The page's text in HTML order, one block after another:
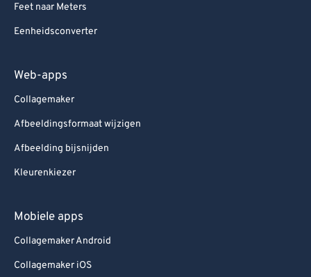
Feet naar Meters
Eenheidsconverter
Web-apps
Collagemaker
Afbeeldingsformaat wijzigen
Afbeelding bijsnijden
Kleurenkiezer
Mobiele apps
Collagemaker Android
Collagemaker iOS